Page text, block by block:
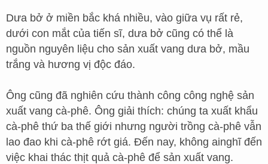
Dưa bở ở miền bắc khá nhiều, vào giữa vụ rất rẻ,
dưới con mắt của tiến sĩ, dưa bở cũng có thể là
nguồn nguyên liệu cho sản xuất vang dưa bở, mầu
trắng và hương vị độc đáo.
Ông cũng đã nghiên cứu thành công công nghệ sản
xuất vang cà-phê. Ông giải thích: chúng ta xuất khẩu
cà-phê thứ ba thế giới nhưng người trồng cà-phê vẫn
lao đao khi cà-phê rớt giá. Đến nay, không ainghĩ đến
việc khai thác thịt quả cà-phê để sản xuất vang.